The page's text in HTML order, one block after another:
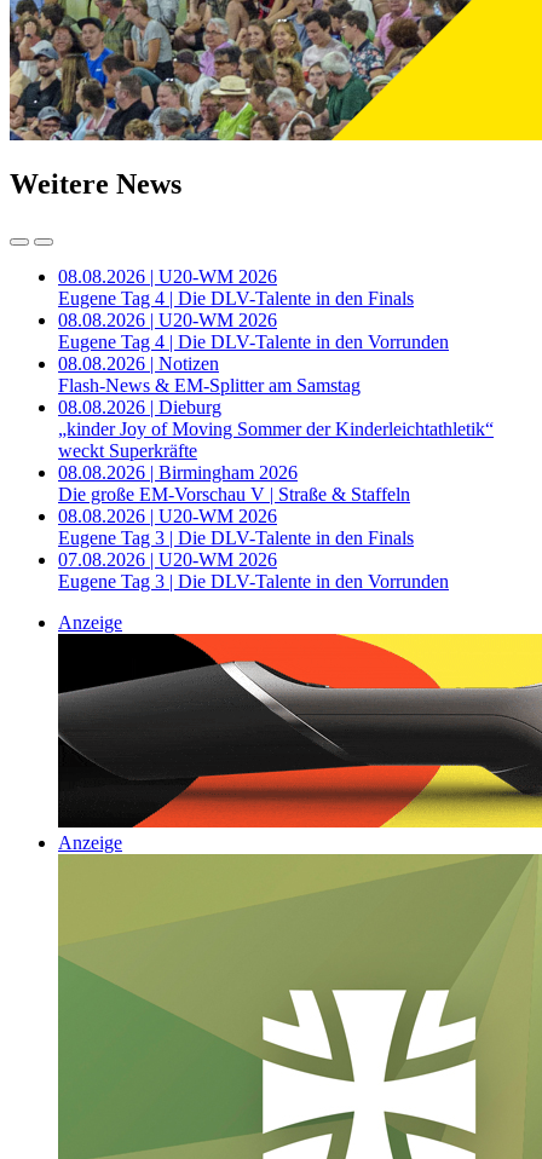
Weitere News
08.08.2026 | U20-WM 2026
Eugene Tag 4 | Die DLV-Talente in den Finals
08.08.2026 | U20-WM 2026
Eugene Tag 4 | Die DLV-Talente in den Vorrunden
08.08.2026 | Notizen
Flash-News & EM-Splitter am Samstag
08.08.2026 | Dieburg
„kinder Joy of Moving Sommer der Kinderleichtathletik“
weckt Superkräfte
08.08.2026 | Birmingham 2026
Die große EM-Vorschau V | Straße & Staffeln
08.08.2026 | U20-WM 2026
Eugene Tag 3 | Die DLV-Talente in den Finals
07.08.2026 | U20-WM 2026
Eugene Tag 3 | Die DLV-Talente in den Vorrunden
Anzeige
Anzeige